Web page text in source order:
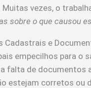
vezes, o
sobre o que causou
Cadastrais e
empecilhos para o
falta de documentos
estejam corretos ou